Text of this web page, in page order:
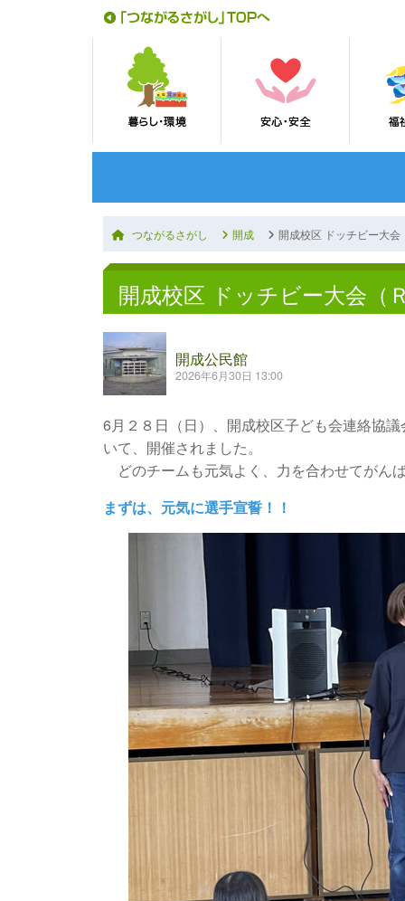
つながるさがし 開成 開成校区 ドッチビー大会
開成校区 ドッチビー大会（
開成公民館
2026年6月30日 13:00
6月２８日（日）、開成校区子ども会連絡協
いて、開催されました。
どのチームも元気よく、力を合わせてがん
まずは、元気に選手宣誓！！